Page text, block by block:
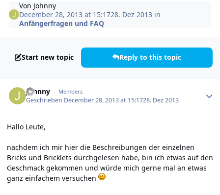
Von Johnny
December 28, 2013 at 15:1728. Dez 2013 in
Anfängerfragen und FAQ
Start new topic Reply to this topic
Johnny Members
Geschrieben December 28, 2013 at 15:1728. Dez 2013
Hallo Leute,
nachdem ich mir hier die Beschreibungen der einzelnen
Bricks und Bricklets durchgelesen habe, bin ich etwas auf den
Geschmack gekommen und würde mich gerne mal an etwas
ganz einfachem versuchen